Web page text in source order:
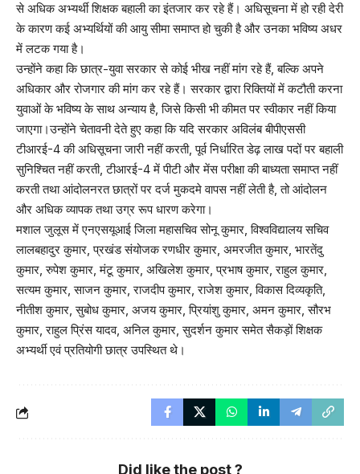
से अधिक अभ्यर्थी शिक्षक बहाली का इंतजार कर रहे हैं। अधिसूचना में हो रही देरी
के कारण कई अभ्यर्थियों की आयु सीमा समाप्त हो चुकी है और उनका भविष्य अधर
में लटक गया है।
उन्होंने कहा कि छात्र-युवा सरकार से कोई भीख नहीं मांग रहे हैं, बल्कि अपने
अधिकार और रोजगार की मांग कर रहे हैं। सरकार द्वारा रिक्तियों में कटौती करना
युवाओं के भविष्य के साथ अन्याय है, जिसे किसी भी कीमत पर स्वीकार नहीं किया
जाएगा।उन्होंने चेतावनी देते हुए कहा कि यदि सरकार अविलंब बीपीएससी
टीआरई-4 की अधिसूचना जारी नहीं करती, पूर्व निर्धारित डेढ़ लाख पदों पर बहाली
सुनिश्चित नहीं करती, टीआरई-4 में पीटी और मेंस परीक्षा की बाध्यता समाप्त नहीं
करती तथा आंदोलनरत छात्रों पर दर्ज मुकदमे वापस नहीं लेती है, तो आंदोलन
और अधिक व्यापक तथा उग्र रूप धारण करेगा।
मशाल जुलूस में एनएसयूआई जिला महासचिव सोनू कुमार, विश्वविद्यालय सचिव
लालबहादुर कुमार, प्रखंड संयोजक रणधीर कुमार, अमरजीत कुमार, भारतेंदु
कुमार, रुपेश कुमार, मंटू कुमार, अखिलेश कुमार, प्रभाष कुमार, राहुल कुमार,
सत्यम कुमार, साजन कुमार, राजदीप कुमार, राजेश कुमार, विकास दिव्यकृति,
नीतीश कुमार, सुबोध कुमार, अजय कुमार, प्रियांशु कुमार, अमन कुमार, सौरभ
कुमार, राहुल प्रिंस यादव, अनिल कुमार, सुदर्शन कुमार समेत सैकड़ों शिक्षक
अभ्यर्थी एवं प्रतियोगी छात्र उपस्थित थे।
Did like the post ?